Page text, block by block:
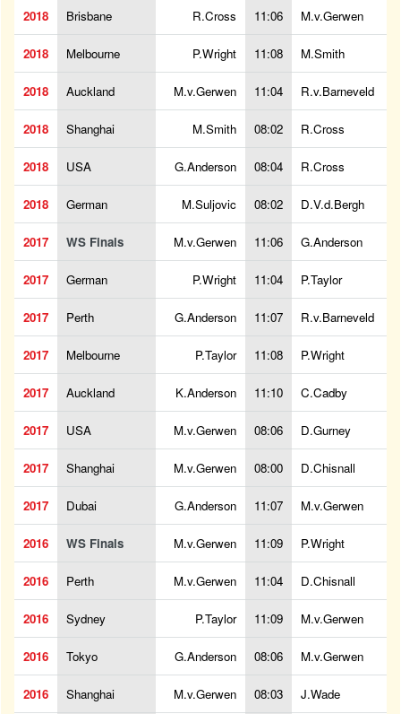
2018 Brisbane R.Cross 11:06 M.v.Gerwen
2018 Melbourne P.Wright 11:08 M.Smith
2018 Auckland M.v.Gerwen 11:04 R.v.Barneveld
2018 Shanghai M.Smith 08:02 R.Cross
2018 USA G.Anderson 08:04 R.Cross
2018 German M.Suljovic 08:02 D.V.d.Bergh
2017 WS Finals M.v.Gerwen 11:06 G.Anderson
2017 German P.Wright 11:04 P.Taylor
2017 Perth G.Anderson 11:07 R.v.Barneveld
2017 Melbourne P.Taylor 11:08 P.Wright
2017 Auckland K.Anderson 11:10 C.Cadby
2017 USA M.v.Gerwen 08:06 D.Gurney
2017 Shanghai M.v.Gerwen 08:00 D.Chisnall
2017 Dubai G.Anderson 11:07 M.v.Gerwen
2016 WS Finals M.v.Gerwen 11:09 P.Wright
2016 Perth M.v.Gerwen 11:04 D.Chisnall
2016 Sydney P.Taylor 11:09 M.v.Gerwen
2016 Tokyo G.Anderson 08:06 M.v.Gerwen
2016 Shanghai M.v.Gerwen 08:03 J.Wade